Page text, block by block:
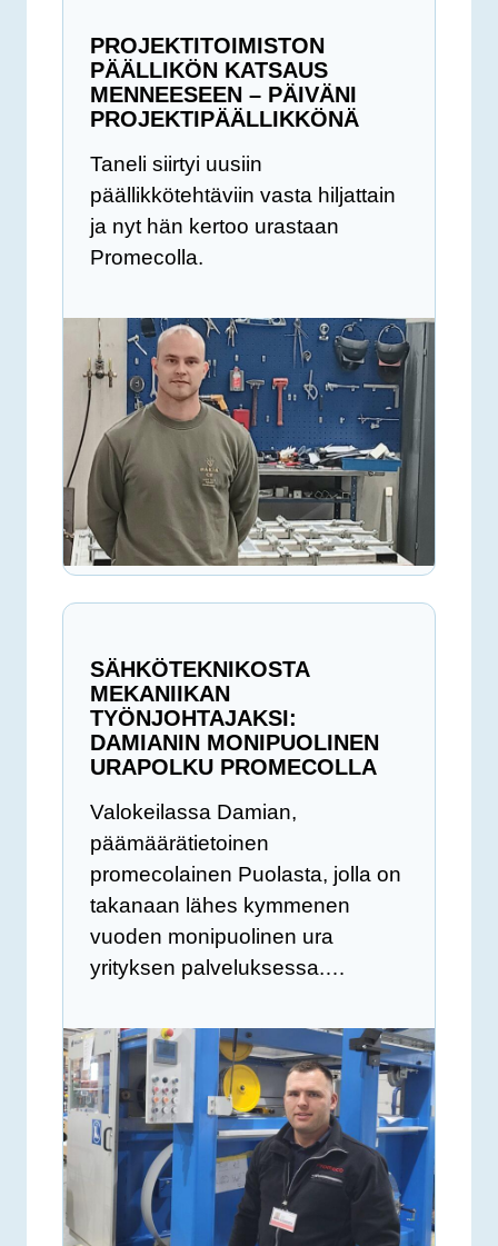
PROJEKTITOIMISTON
PÄÄLLIKÖN KATSAUS
MENNEESEEN – PÄIVÄNI
PROJEKTIPÄÄLLIKKÖNÄ
Taneli siirtyi uusiin
päällikkötehtäviin vasta hiljattain
ja nyt hän kertoo urastaan
Promecolla.
SÄHKÖTEKNIKOSTA
MEKANIIKAN
TYÖNJOHTAJAKSI:
DAMIANIN MONIPUOLINEN
URAPOLKU PROMECOLLA
Valokeilassa Damian,
päämäärätietoinen
promecolainen Puolasta, jolla on
takanaan lähes kymmenen
vuoden monipuolinen ura
yrityksen palveluksessa.…